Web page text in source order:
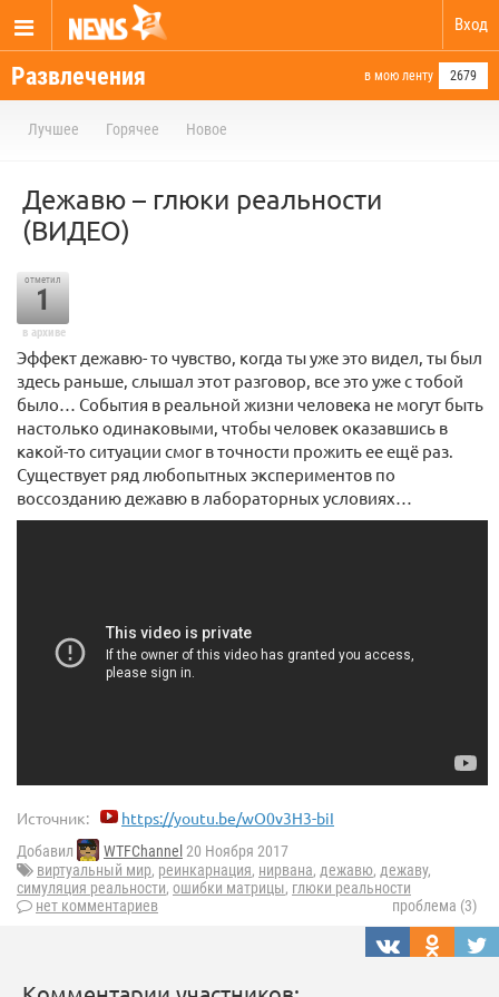
Вход
Развлечения в мою ленту 2679
Лучшее Горячее Новое
Дежавю – глюки реальности
(ВИДЕО)
отметил
1
в архиве
Эффект дежавю- то чувство, когда ты уже это видел, ты был
здесь раньше, слышал этот разговор, все это уже с тобой
было… События в реальной жизни человека не могут быть
настолько одинаковыми, чтобы человек оказавшись в
какой-то ситуации смог в точности прожить ее ещё раз.
Существует ряд любопытных экспериментов по
воссозданию дежавю в лабораторных условиях…
Источник: https://youtu.be/wO0v3H3-biI
Добавил WTFChannel 20 Ноября 2017
виртуальный мир, реинкарнация, нирвана, дежавю, дежаву,
симуляция реальности, ошибки матрицы, глюки реальности
нет комментариев
проблема (3)